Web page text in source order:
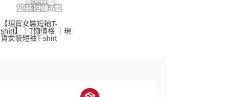
【現貨女裝短袖T-
shirt】｜T恤價格 ｜現
貨女裝短袖T-shirt